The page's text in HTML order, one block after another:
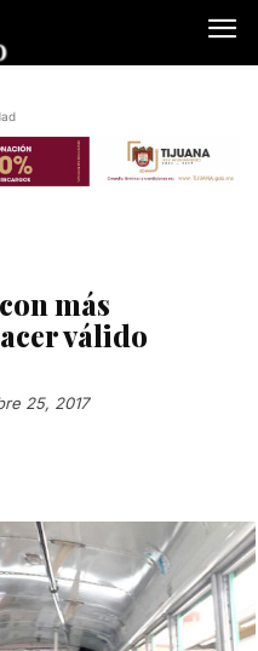
más
válido
25, 2017